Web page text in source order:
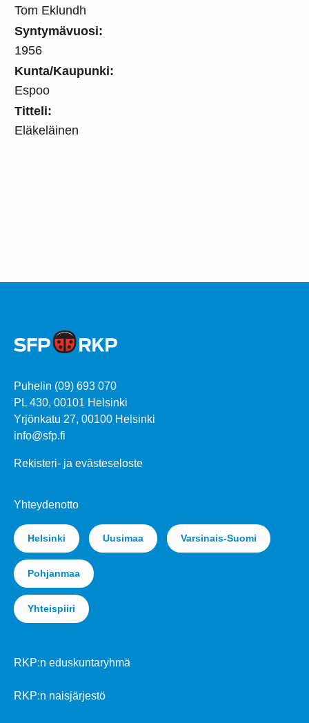
Tom Eklundh
Syntymävuosi:
1956
Kunta/Kaupunki:
Espoo
Titteli:
Eläkeläinen
Puhelin (09) 693 070
PL 430, 00101 Helsinki
Yrjönkatu 27, 00100 Helsinki
info@sfp.fi
Rekisteri- ja evästeseloste
Yhteydenotto
Helsinki Uusimaa Varsinais-Suomi
Pohjanmaa
Yhteispiiri
RKP:n eduskuntaryhmä
RKP:n naisjärjestö